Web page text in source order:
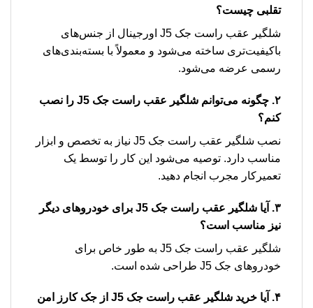
تقلبی چیست؟
شلگیر عقب راست جک J5 اورجینال از جنس‌های
باکیفیت‌تری ساخته می‌شود و معمولاً با بسته‌بندی‌های
رسمی عرضه می‌شود.
۲. چگونه می‌توانم شلگیر عقب راست جک J5 را نصب
کنم؟
نصب شلگیر عقب راست جک J5 نیاز به تخصص و ابزار
مناسب دارد. توصیه می‌شود این کار را توسط یک
تعمیرکار مجرب انجام دهید.
۳. آیا شلگیر عقب راست جک J5 برای خودروهای دیگر
نیز مناسب است؟
شلگیر عقب راست جک J5 به طور خاص برای
خودروهای جک J5 طراحی شده است.
۴. آیا خرید شلگیر عقب راست جک J5 از جک کارز امن